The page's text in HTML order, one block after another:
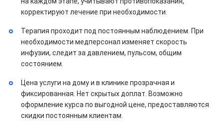
корректируют лечение при необходимости.
Терапия проходит под постоянным наблюдением. При
необходимости медперсонал изменяет скорость
инфузии, следит за давлением, пульсом, общим
состоянием.
Цена услуги на дому и в клинике прозрачная и
фиксированная. Нет скрытых доплат. Возможно
оформление курса по выгодной цене, предоставляются
скидки постоянным клиентам.